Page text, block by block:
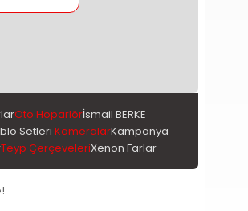
Oto Hoparlörİsmail BERKE
Setleri KameralarKampanya
Teyp ÇerçeveleriXenon Farlar